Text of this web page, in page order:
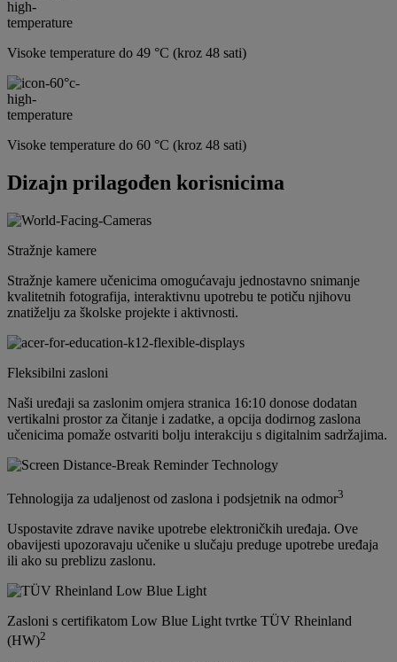
Visoke temperature do 49 °C (kroz 48 sati)
Visoke temperature do 60 °C (kroz 48 sati)
Dizajn prilagođen korisnicima
Stražnje kamere
Stražnje kamere učenicima omogućavaju jednostavno snimanje
kvalitetnih fotografija, interaktivnu upotrebu te potiču njihovu
znatiželju za školske projekte i aktivnosti.
Fleksibilni zasloni
Naši uređaji sa zaslonim omjera stranica 16:10 donose dodatan
vertikalni prostor za čitanje i zadatke, a opcija dodirnog zaslona
učenicima pomaže ostvariti bolju interakciju s digitalnim sadržajima.
Tehnologija za udaljenost od zaslona i podsjetnik na odmor3
Uspostavite zdrave navike upotrebe elektroničkih uređaja. Ove
obavijesti upozoravaju učenike u slučaju preduge upotrebe uređaja
ili ako su preblizu zaslonu.
Zasloni s certifikatom Low Blue Light tvrtke TÜV Rheinland
(HW)2